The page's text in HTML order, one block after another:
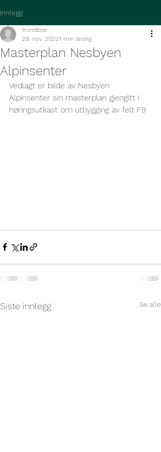
Innlegg
Masterplan Nesbyen
Alpinsenter
trondboe
28. nov. 20221 min lesing
Vedlagt er bilde av Nesbyen
Alpinsenter sin masterplan gjengitt i
høringsutkast om utbygging av felt F9
Siste innlegg Se alle